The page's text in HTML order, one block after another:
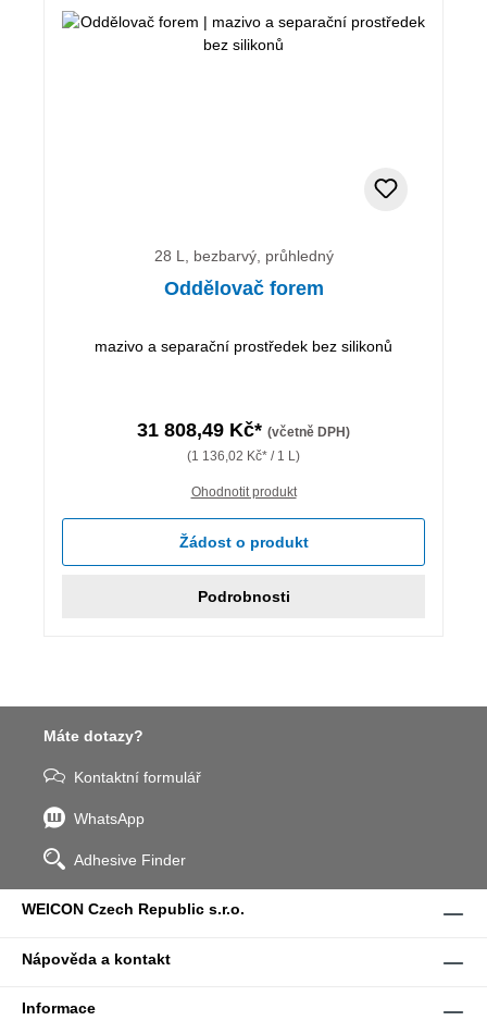
28 L, bezbarvý, průhledný
Oddělovač forem
mazivo a separační prostředek bez silikonů
31 808,49 Kč* (včetně DPH)
(1 136,02 Kč* / 1 L)
Ohodnotit produkt
Žádost o produkt
Podrobnosti
Máte dotazy?
Kontaktní formulář
WhatsApp
Adhesive Finder
WEICON Czech Republic s.r.o.
Nápověda a kontakt
Informace